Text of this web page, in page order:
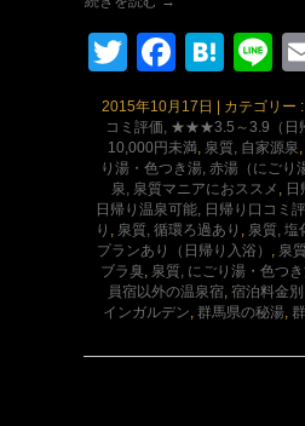
Twitter
2015年10月17日 | カテゴリー :
コミ評価, ★★★3.5～3.9（日
10,000円未満, 泉質, 自家源泉,
り湯・色つき湯, 赤湯（にごり
泉, 泉質マニアにおススメ , 日
日帰り温泉可能, 日帰り口コミ
り , 泉質, 循環ろ過あり , 泉質, 塩
プランあり（日帰り入浴） , 泉
ブラ臭, 泉質, にごり湯・色つ
員宿以外の温泉宿, 宿泊料金別
インガルデン, 群馬県の秘湯,